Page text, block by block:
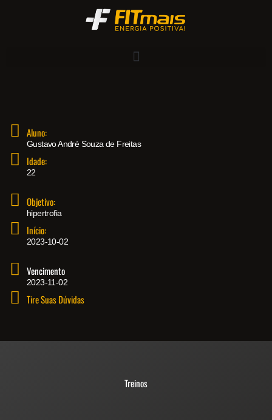
Aluno:
Gustavo André Souza de Freitas
Idade:
22
Objetivo:
hipertrofia
Início:
2023-10-02
Vencimento
2023-11-02
Tire Suas Dúvidas
Treinos